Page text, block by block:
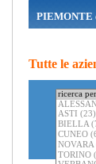
PIEMONTE
Tutte le